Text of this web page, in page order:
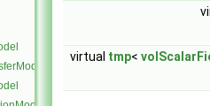
virtual tmp<